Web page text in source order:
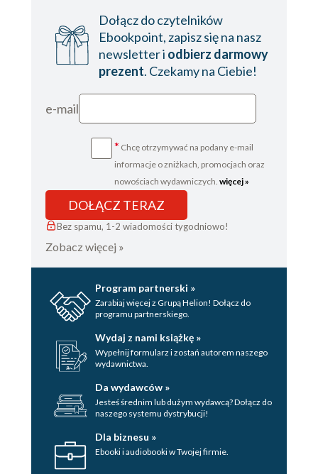
Dołącz do czytelników
Ebookpoint, zapisz się na nasz
newsletter i odbierz darmowy
prezent. Czekamy na Ciebie!
e-mail
* Chcę otrzymywać na podany e-mail
informacje o zniżkach, promocjach oraz
nowościach wydawniczych. więcej »
DOŁĄCZ TERAZ
Bez spamu, 1-2 wiadomości tygodniowo!
Zobacz więcej »
Program partnerski »
Zarabiaj więcej z Grupą Helion! Dołącz do
programu partnerskiego.
Wydaj z nami książkę »
Wypełnij formularz i zostań autorem naszego
wydawnictwa.
Da wydawców »
Jesteś średnim lub dużym wydawcą? Dołącz do
naszego systemu dystrybucji!
Dla biznesu »
Ebooki i audiobooki w Twojej firmie.